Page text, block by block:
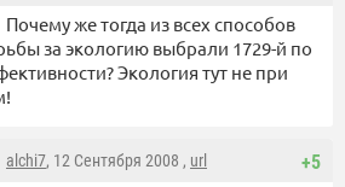
Почему же тогда из всех способов
за экологию выбрали 1729-й по
Экология тут не при
+5
alchi7, 12 Сентября 2008 , url